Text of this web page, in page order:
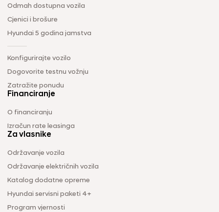
Odmah dostupna vozila
Cjenici i brošure
Hyundai 5 godina jamstva
Konfigurirajte vozilo
Dogovorite testnu vožnju
Zatražite ponudu
Financiranje
O financiranju
Izračun rate leasinga
Za vlasnike
Održavanje vozila
Održavanje električnih vozila
Katalog dodatne opreme
Hyundai servisni paketi 4+
Program vjernosti